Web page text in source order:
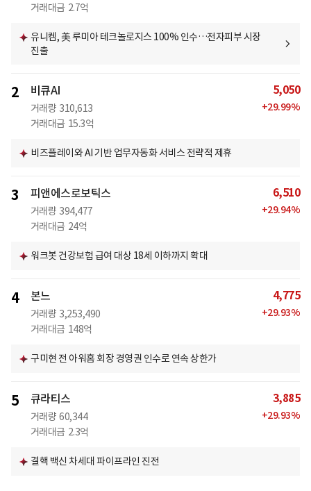
거래대금 2.7억
유니켐, 美 루미아 테크놀로지스 100% 인수…전자피부 시장
진출
2 비큐AI
거래량 310,613
거래대금 15.3억
5,050
+29.99%
비즈플레이와 AI 기반 업무자동화 서비스 전략적 제휴
3 피앤에스로보틱스
거래량 394,477
거래대금 24억
6,510
+29.94%
워크봇 건강보험 급여 대상 18세 이하까지 확대
4 본느
거래량 3,253,490
거래대금 148억
4,775
+29.93%
구미현 전 아워홈 회장 경영권 인수로 연속 상한가
5 큐라티스
거래량 60,344
거래대금 2.3억
3,885
+29.93%
결핵 백신 차세대 파이프라인 진전